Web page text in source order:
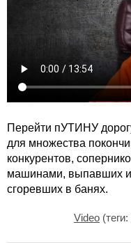
Перейти пУТИНУ
для множества
конкурентов,
машинами, выпавших
сгоревших в банях.
Video (теги: